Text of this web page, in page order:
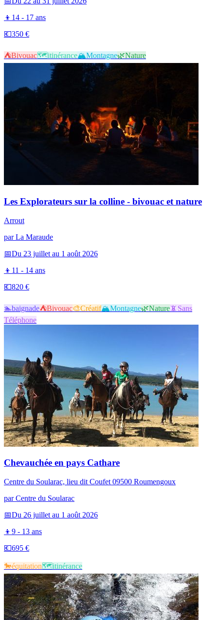
👦 14 - 17 ans
💶350 €
⛺Bivouac🗺️​itinérance🏔️Montagne🌿Nature
Les Explorateurs sur la colline - bivouac et nature
Arrout
parLa Maraude
📅Du 23 juillet au 1 août 2026
👦 11 - 14 ans
💶820 €
🏊baignade⛺Bivouac🎨Créatif🏔️Montagne🌿Nature📵 Sans
Téléphone
Chevauchée en pays Cathare
Centre du Soularac, lieu dit Coufet 09500 Roumengoux
parCentre du Soularac
📅Du 26 juillet au 1 août 2026
👦 9 - 13 ans
💶695 €
🐎​équitation🗺️​itinérance